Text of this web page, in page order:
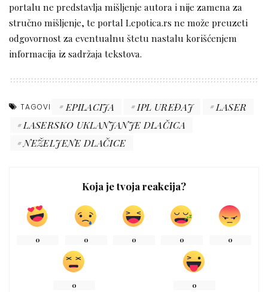
portalu ne predstavlja mišljenje autora i nije zamena za
stručno mišljenje, te portal Lepotica.rs ne može preuzeti
odgovornost za eventualnu štetu nastalu korišćenjem
informacija iz sadržaja tekstova.
TAGOVI EPILACIJA IPL UREĐAJ
LASER
LASERSKO UKLANJANJE DLAČICA
NEŽELJENE DLAČICE
Koja je tvoja reakcija?
0 0 0 0 0
0 0